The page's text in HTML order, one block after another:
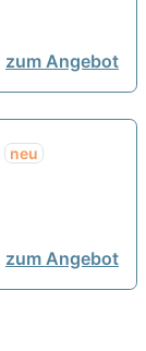
zum Angebot
neu
zum Angebot